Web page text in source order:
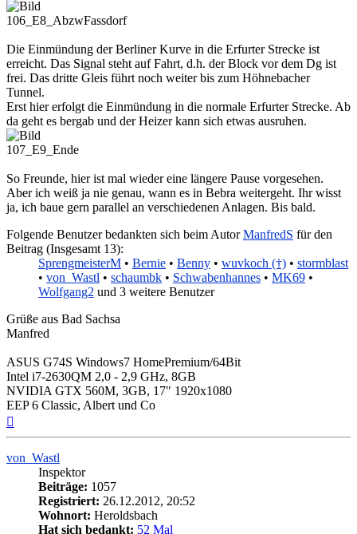
106_E8_AbzwFassdorf
Die Einmündung der Berliner Kurve in die Erfurter Strecke ist
erreicht. Das Signal steht auf Fahrt, d.h. der Block vor dem Dg ist
frei. Das dritte Gleis führt noch weiter bis zum Höhnebacher
Tunnel.
Erst hier erfolgt die Einmündung in die normale Erfurter Strecke. Ab
da geht es bergab und der Heizer kann sich etwas ausruhen.
107_E9_Ende
So Freunde, hier ist mal wieder eine längere Pause vorgesehen.
Aber ich weiß ja nie genau, wann es in Bebra weitergeht. Ihr wisst
ja, ich baue gern parallel an verschiedenen Anlagen. Bis bald.
Folgende Benutzer bedankten sich beim AutorManfredS für den
Beitrag (Insgesamt 13):
SprengmeisterM • Bernie • Benny • wuvkoch (†) • stormblast
• von_Wastl • schaumbk • Schwabenhannes • MK69 •
Wolfgang2 und 3 weitere Benutzer
Grüße aus Bad Sachsa
Manfred
ASUS G74S Windows7 HomePremium/64Bit
Intel i7-2630QM 2,0 - 2,9 GHz, 8GB
NVIDIA GTX 560M, 3GB, 17" 1920x1080
EEP 6 Classic, Albert und Co
von_Wastl
Inspektor
Beiträge: 1057
Registriert: 26.12.2012, 20:52
Wohnort: Heroldsbach
Hat sich bedankt: 52 Mal